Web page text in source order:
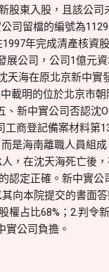
股東入股，且該公司
司留檔的編號為
年完成清產核資
展公司，公司1億元
天海在原北京新中實
載明的位於北京市
新中實公司否認沈
商登記備案材料第
是海南離職人員組
，在沈天海死亡後
認定正確。新中實公
向本院提交的書面答
權占比68%；2.判令
實公司負擔。